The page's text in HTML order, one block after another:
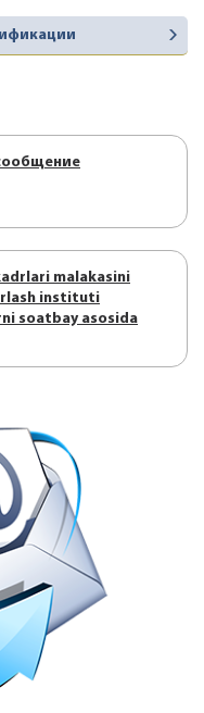
mаlаkаsini
instituti
sоаtbаy аsоsidа